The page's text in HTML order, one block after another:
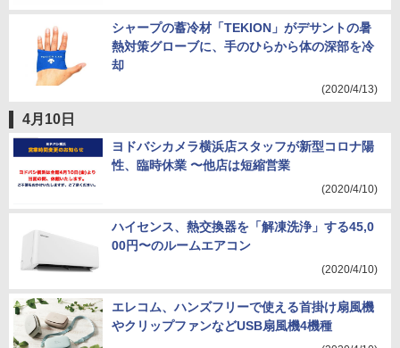
シャープの蓄冷材「TEKION」がデサントの暑
熱対策グローブに、手のひらから体の深部を冷
却
(2020/4/13)
4月10日
ヨドバシカメラ横浜店スタッフが新型コロナ陽
性、臨時休業 〜他店は短縮営業
(2020/4/10)
ハイセンス、熱交換器を「解凍洗浄」する45,0
00円〜のルームエアコン
(2020/4/10)
エレコム、ハンズフリーで使える首掛け扇風機
やクリップファンなどUSB扇風機4機種